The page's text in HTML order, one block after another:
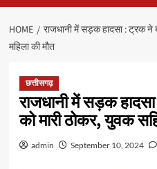
HOME
राजधानी में सड़क हादसा : ट्रक ने
महिला की मौत
छत्तीसगढ़
राजधानी में सड़क
को मारी ठोकर, युवक
admin September 10, 2024